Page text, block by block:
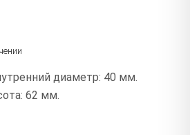
диаметр: 40 мм.
62 мм.